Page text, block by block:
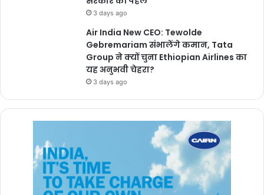
3 days ago
Air India New CEO: Tewolde
Gebremariam संभालेंगे कमान, Tata
Group ने क्यों चुना Ethiopian Airlines का
यह अनुभवी चेहरा?
3 days ago